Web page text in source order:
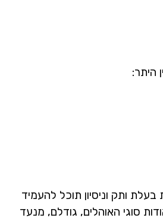
היתר:
ותק וניסיון תוכל להעמיד
סוגי האוהלים, גודלם, מנעד